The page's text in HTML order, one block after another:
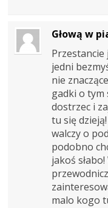
Głową w
Przestancie
jedni
nie
gadki o tym
dostrzec i
tu się
walczy o
podobno
jakoś
malo kogo